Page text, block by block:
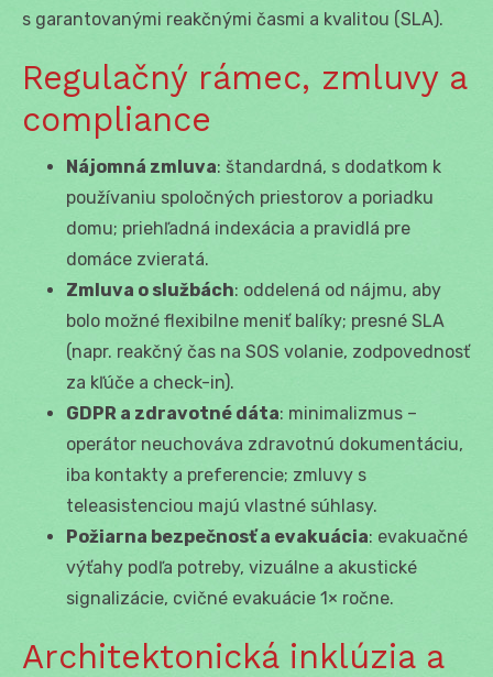
s garantovanými reakčnými časmi a kvalitou (SLA).
Regulačný rámec, zmluvy a
compliance
Nájomná zmluva: štandardná, s dodatkom k
používaniu spoločných priestorov a poriadku
domu; priehľadná indexácia a pravidlá pre
domáce zvieratá.
Zmluva o službách: oddelená od nájmu, aby
bolo možné flexibilne meniť balíky; presné SLA
(napr. reakčný čas na SOS volanie, zodpovednosť
za kľúče a check-in).
GDPR a zdravotné dáta: minimalizmus –
operátor neuchováva zdravotnú dokumentáciu,
iba kontakty a preferencie; zmluvy s
teleasistenciou majú vlastné súhlasy.
Požiarna bezpečnosť a evakuácia: evakuačné
výťahy podľa potreby, vizuálne a akustické
signalizácie, cvičné evakuácie 1× ročne.
Architektonická inklúzia a